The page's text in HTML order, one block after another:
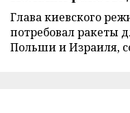
Глава киевского
потребовал ракеты
Польши и Израиля,